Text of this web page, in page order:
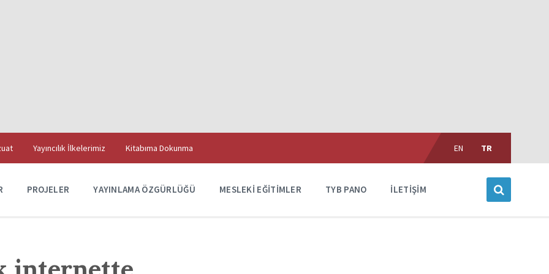
Yayıncılık İlkelerimiz
Kitabıma Dokunma
Choose
language:
EN TR
PROJELER YAYINLAMA ÖZGÜRLÜĞÜ MESLEKI EĞITIMLER TYB PANO İLETIŞIM